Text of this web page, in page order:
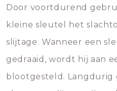
Door voortdurend
kleine sleutel het
slijtage. Wanneer een
gedraaid, wordt hij aan
blootgesteld. Langdurig